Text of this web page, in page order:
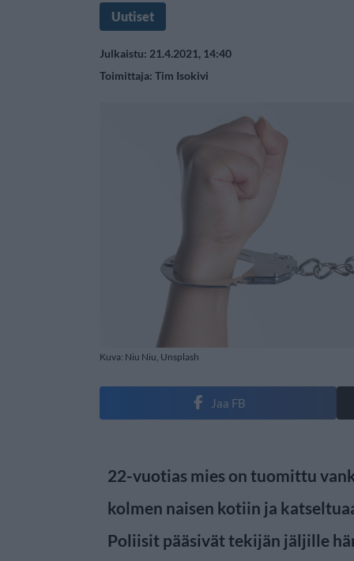
Uutiset
Julkaistu: 21.4.2021, 14:40
Toimittaja: Tim Isokivi
Kuva: Niu Niu, Unsplash
Jaa FB
22-vuotias mies on tuomittu
kolmen naisen kotiin ja
Poliisit pääsivät tekijän jäljille